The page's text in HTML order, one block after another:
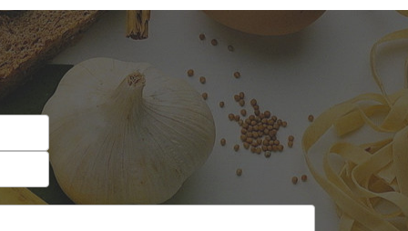
Self-service
Sobremesas e sorvetes